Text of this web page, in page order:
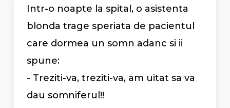
Intr-o noapte la spital, o asistenta
blonda trage speriata de pacientul
care dormea un somn adanc si ii
spune:
- Treziti-va, treziti-va, am uitat sa va
dau somniferul!!